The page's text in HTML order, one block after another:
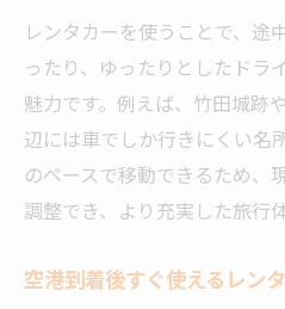
レンタカー予約か
渋滞を避けるレン
レンタカー利用で叶う
レンタカーだから
朝来市の観光地を
自由な旅に欠かせな
レンタカーを使うことで、途
ったり、ゆったりとしたドラ
魅力です。例えば、竹田城跡
辺には車でしか行きにくい名
のペースで移動できるため、
調整でき、より充実した旅行
空港到着後すぐ使えるレン